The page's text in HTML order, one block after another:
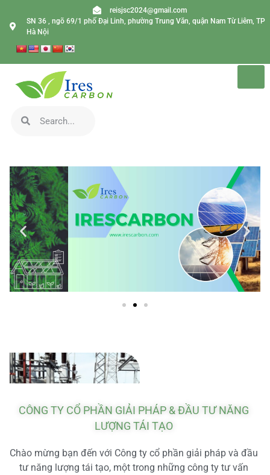
reisjsc2024@gmail.com
SN 36 , ngõ 69/1 phố Đại Linh, phường Trung Văn, quận Nam Từ Liêm, TP
Hà Nội
CÔNG TY CỔ PHẦN GIẢI PHÁP & ĐẦU TƯ NĂNG
LƯỢNG TÁI TẠO
Chào mừng bạn đến với Công ty cổ phần giải pháp và đầu
tư năng lượng tái tạo, một trong những công ty tư vấn